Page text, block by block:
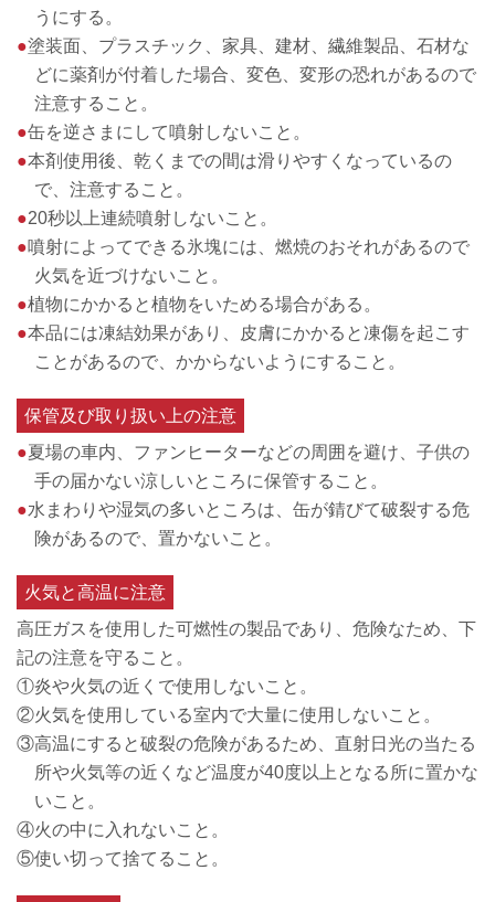
うにする。
●塗装面、プラスチック、家具、建材、繊維製品、石材な
どに薬剤が付着した場合、変色、変形の恐れがあるので
注意すること。
●缶を逆さまにして噴射しないこと。
●本剤使用後、乾くまでの間は滑りやすくなっているの
で、注意すること。
●20秒以上連続噴射しないこと。
●噴射によってできる氷塊には、燃焼のおそれがあるので
火気を近づけないこと。
●植物にかかると植物をいためる場合がある。
●本品には凍結効果があり、皮膚にかかると凍傷を起こす
ことがあるので、かからないようにすること。
保管及び取り扱い上の注意
●夏場の車内、ファンヒーターなどの周囲を避け、子供の
手の届かない涼しいところに保管すること。
●水まわりや湿気の多いところは、缶が錆びて破裂する危
険があるので、置かないこと。
火気と高温に注意
高圧ガスを使用した可燃性の製品であり、危険なため、下
記の注意を守ること。
①炎や火気の近くで使用しないこと。
②火気を使用している室内で大量に使用しないこと。
③高温にすると破裂の危険があるため、直射日光の当たる
所や火気等の近くなど温度が40度以上となる所に置かな
いこと。
④火の中に入れないこと。
⑤使い切って捨てること。